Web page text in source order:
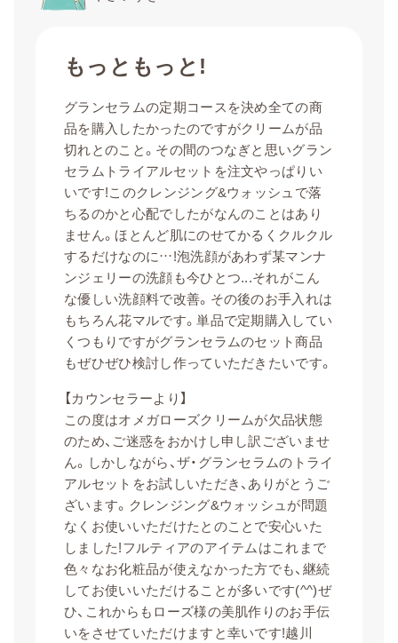
もっともっと!
グランセラムの定期コースを決め全ての商
品を購入したかったのですがクリームが品
切れとのこと。その間のつなぎと思いグラン
セラムトライアルセットを注文やっぱりい
いです!このクレンジング&ウォッシュで落
ちるのかと心配でしたがなんのことはあり
ません。ほとんど肌にのせてかるくクルクル
するだけなのに…!泡洗顔があわず某マンナ
ンジェリーの洗顔も今ひとつ...それがこん
な優しい洗顔料で改善。その後のお手入れは
もちろん花マルです。単品で定期購入してい
くつもりですがグランセラムのセット商品
もぜひぜひ検討し作っていただきたいです。
【カウンセラーより】
この度はオメガローズクリームが欠品状態
のため、ご迷惑をおかけし申し訳ございませ
ん。しかしながら、ザ・グランセラムのトライ
アルセットをお試しいただき、ありがとうご
ざいます。クレンジング&ウォッシュが問題
なくお使いいただけたとのことで安心いた
しました!フルティアのアイテムはこれまで
色々なお化粧品が使えなかった方でも、継続
してお使いいただけることが多いです(^^)ぜ
ひ、これからもローズ様の美肌作りのお手伝
いをさせていただけますと幸いです!越川